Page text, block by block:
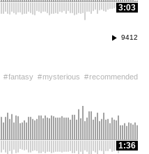
3:03
9412
fantasy mysterious recommended
1:36